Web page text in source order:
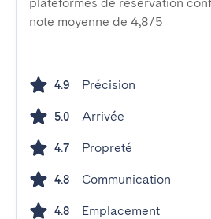
note moyenne de 4,8/5
4.9 Précision
5.0 Arrivée
4.7 Propreté
4.8 Communication
4.8 Emplacement